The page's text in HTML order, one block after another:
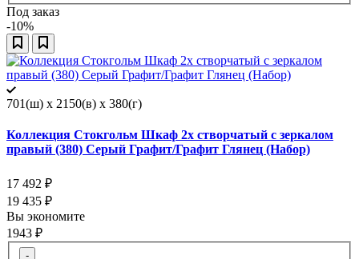
Под заказ
-10%
701(ш) x 2150(в) x 380(г)
Коллекция Стокгольм Шкаф 2х створчатый с зеркалом
правый (380) Серый Графит/Графит Глянец (Набор)
17 492 ₽
19 435 ₽
Вы экономите
1943 ₽
-